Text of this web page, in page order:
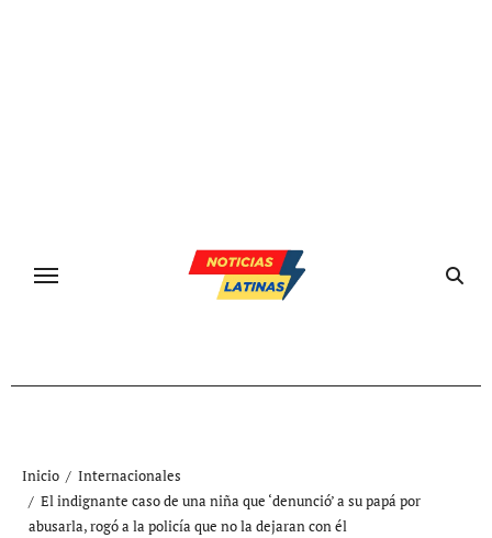
Inicio
Internacionales
El indignante caso de una niña que ‘denunció’ a su papá por
abusarla, rogó a la policía que no la dejaran con él